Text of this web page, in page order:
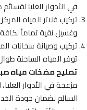
في الأدوار العليا لقسائم
تركيب فلاتر المياه
وغسيل نقية تماماً لكافة
تركيب وصيانة سخانات
توفر المياه الساخنة
تصليح مضخات مياه صباح
مزعجة في الأدوار
السالم لضمان جودة